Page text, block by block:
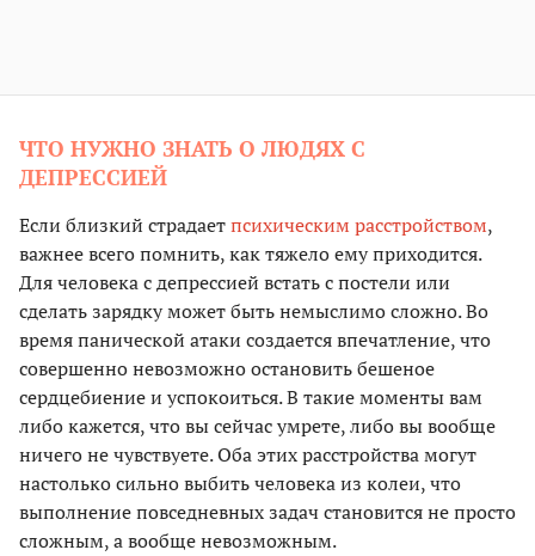
ЧТО НУЖНО ЗНАТЬ О ЛЮДЯХ С
ДЕПРЕССИЕЙ
Если близкий страдаетпсихическим расстройством,
важнее всего помнить, как тяжело ему приходится.
Для человека с депрессией встать с постели или
сделать зарядку может быть немыслимо сложно. Во
время панической атаки создается впечатление, что
совершенно невозможно остановить бешеное
сердцебиение и успокоиться. В такие моменты вам
либо кажется, что вы сейчас умрете, либо вы вообще
ничего не чувствуете. Оба этих расстройства могут
настолько сильно выбить человека из колеи, что
выполнение повседневных задач становится не просто
сложным, а вообще невозможным.